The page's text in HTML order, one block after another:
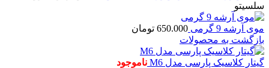
سلسیتو
موی آرشه 9 گرمی 650.000 تومان
بازگشت به محصولات
گیتار کلاسیک پارسی مدل M6 ناموجود